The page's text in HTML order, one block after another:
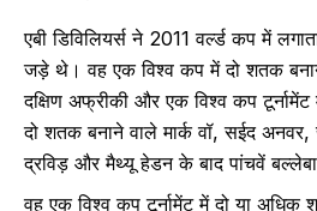
एबी डिविलियर्स ने 2011 वर्ल्ड कप में
जड़े थे। वह एक विश्व कप में दो शतक
दक्षिण अफ्रीकी और एक विश्व कप टूर्नामेंट
दो शतक बनाने वाले मार्क वॉ, सईद अनवर,
द्रविड़ और मैथ्यू हेडन के बाद पांचवें
वह एक विश्व कप टूर्नामेंट में दो या अधिक